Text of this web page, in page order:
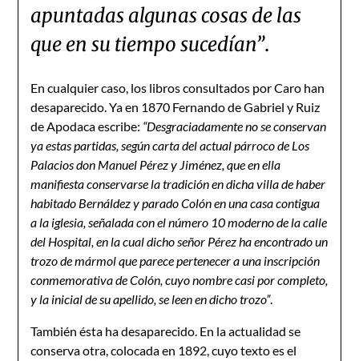
apuntadas algunas cosas de las
que en su tiempo sucedían”.
En cualquier caso, los libros consultados por Caro han
desaparecido. Ya en 1870 Fernando de Gabriel y Ruiz
de Apodaca escribe: “Desgraciadamente no se conservan
ya estas partidas, según carta del actual párroco de Los
Palacios don Manuel Pérez y Jiménez, que en ella
manifiesta conservarse la tradición en dicha villa de haber
habitado Bernáldez y parado Colón en una casa contigua
a la iglesia, señalada con el número 10 moderno de la calle
del Hospital, en la cual dicho señor Pérez ha encontrado un
trozo de mármol que parece pertenecer a una inscripción
conmemorativa de Colón, cuyo nombre casi por completo,
y la inicial de su apellido, se leen en dicho trozo”.
También ésta ha desaparecido. En la actualidad se
conserva otra, colocada en 1892, cuyo texto es el